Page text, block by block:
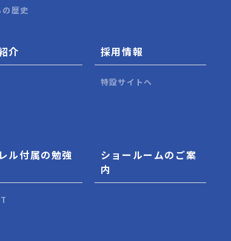
の歴史
介 採用情報
特設サイトへ
ル付属の勉強
ショールームのご案
内